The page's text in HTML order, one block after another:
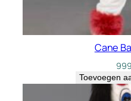
Cane
Toevoegen